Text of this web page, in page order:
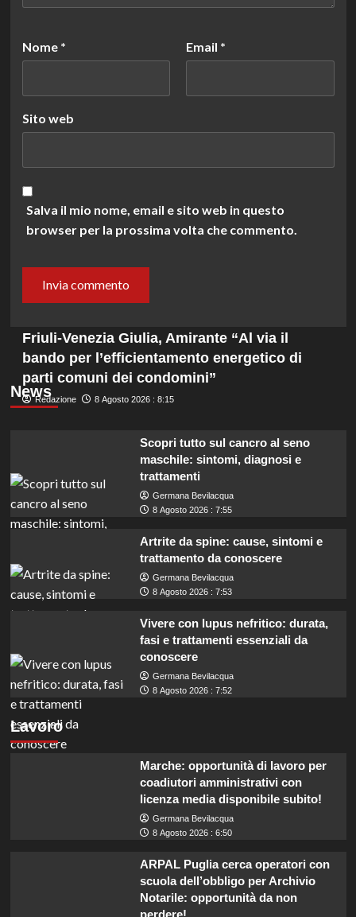
Nome * Email *
Sito web
Salva il mio nome, email e sito web in questo
browser per la prossima volta che commento.
News
Friuli-Venezia Giulia, Amirante “Al via il
bando per l’efficientamento energetico di
parti comuni dei condomini”
Redazione 8 Agosto 2026 : 8:15
Scopri tutto sul cancro al seno
maschile: sintomi, diagnosi e
trattamenti
Germana Bevilacqua
8 Agosto 2026 : 7:55
Artrite da spine: cause, sintomi e
trattamento da conoscere
Germana Bevilacqua
8 Agosto 2026 : 7:53
Vivere con lupus nefritico: durata,
fasi e trattamenti essenziali da
conoscere
Germana Bevilacqua
8 Agosto 2026 : 7:52
Lavoro
Marche: opportunità di lavoro per
coadiutori amministrativi con
licenza media disponibile subito!
Germana Bevilacqua
8 Agosto 2026 : 6:50
ARPAL Puglia cerca operatori con
scuola dell’obbligo per Archivio
Notarile: opportunità da non
perdere!